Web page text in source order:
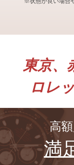
東京、
ロレ
高
満